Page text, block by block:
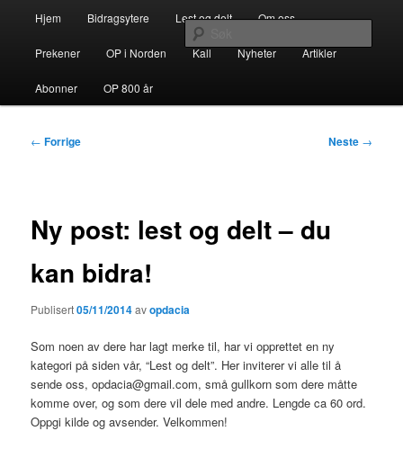
Dominikanerordenen i Norden
Hjem Bidragsytere Lest og delt Om oss
Prekener OP i Norden Kall Nyheter Artikler
Abonner OP 800 år
Innleggsnavigasjon
← Forrige Neste →
Ny post: lest og delt – du
kan bidra!
Publisert05/11/2014avopdacia
Som noen av dere har lagt merke til, har vi opprettet en ny
kategori på siden vår, “Lest og delt”. Her inviterer vi alle til å
sende oss, opdacia@gmail.com, små gullkorn som dere måtte
komme over, og som dere vil dele med andre. Lengde ca 60 ord.
Oppgi kilde og avsender. Velkommen!